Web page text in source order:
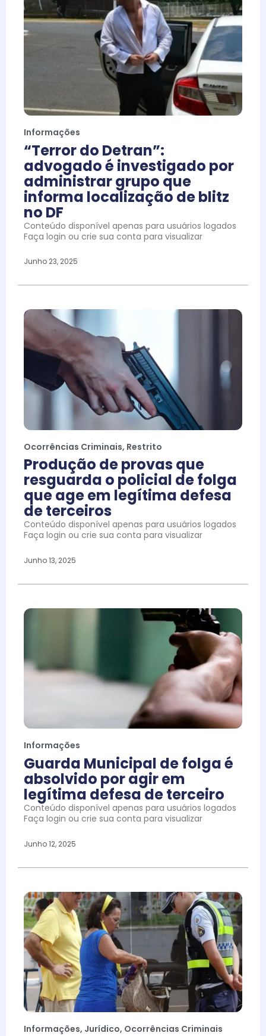
Informações
“Terror do Detran”:
advogado é investigado por
administrar grupo que
informa localização de blitz
no DF
Conteúdo disponível apenas para usuários logados
Faça login ou crie sua conta para visualizar
Junho 23, 2025
Ocorrências Criminais, Restrito
Produção de provas que
resguarda o policial de folga
que age em legítima defesa
de terceiros
Conteúdo disponível apenas para usuários logados
Faça login ou crie sua conta para visualizar
Junho 13, 2025
Informações
Guarda Municipal de folga é
absolvido por agir em
legítima defesa de terceiro
Conteúdo disponível apenas para usuários logados
Faça login ou crie sua conta para visualizar
Junho 12, 2025
Informações, Jurídico, Ocorrências Criminais